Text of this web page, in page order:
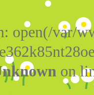
open(/var/
on